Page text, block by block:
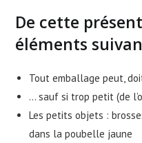
De cette
éléments
Tout emballage peut,
… sauf si trop petit (de
Les petits objets :
dans la poubelle jaune